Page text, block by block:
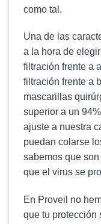
como tal.
Una de las
a la hora de
filtración frente a
filtración frente a
mascarillas
superior a un
ajuste a nuestra
puedan colarse
sabemos que
que el virus se
En Proveil no
que tu protección